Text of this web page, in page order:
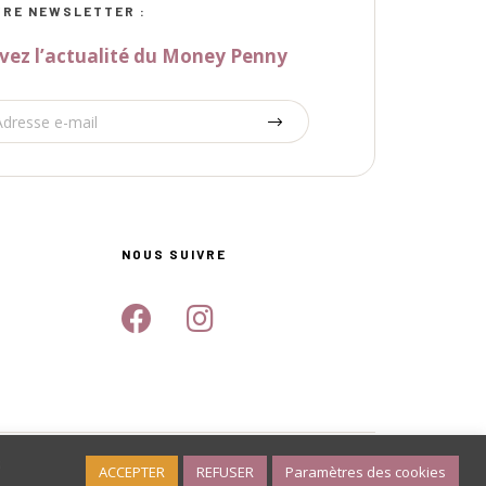
NEWSLETTER :
l’actualité du Money Penny
NOUS SUIVRE
ACCEPTER REFUSER Paramètres des cookies